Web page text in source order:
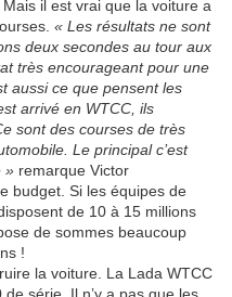
il est vrai que la voiture a
« Les résultats ne sont
deux secondes au tour aux
très encourageant pour une
aussi ce que pensent les
arrivé en WTCC, ils
sont des courses de très
Le principal c’est
» remarque Victor
budget. Si les équipes de
de 10 à 15 millions
de sommes beaucoup
!
la voiture. La Lada WTCC